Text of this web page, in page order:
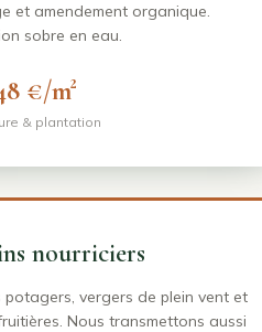
et amendement organique.
sobre en eau.
€/m²
& plantation
nourriciers
potagers, vergers de plein vent et
Nous transmettons aussi